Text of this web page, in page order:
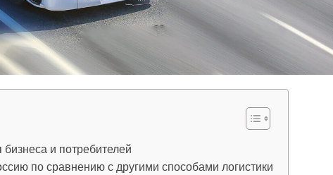
и потребителей
по сравнению с другими способами логистики